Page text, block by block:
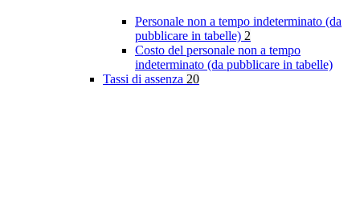
Personale non a tempo indeterminato (da
pubblicare in tabelle) 2
Costo del personale non a tempo
indeterminato (da pubblicare in tabelle)
Tassi di assenza 20